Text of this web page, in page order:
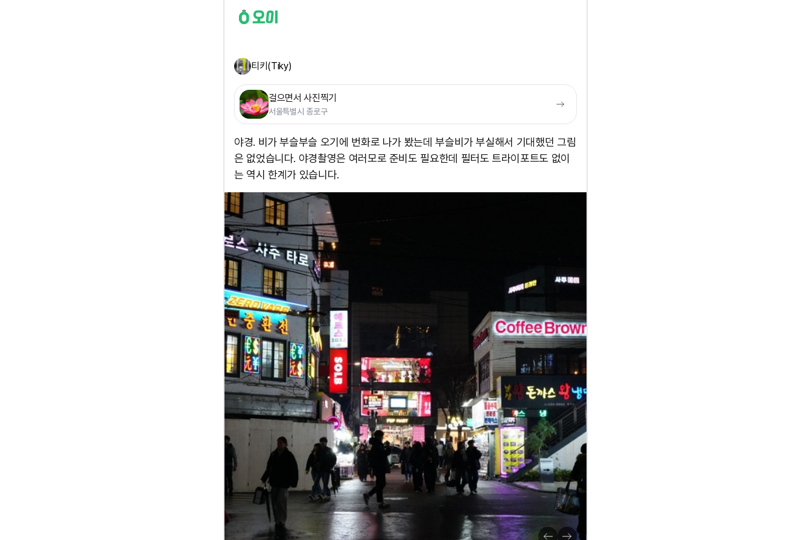
티키(Tiky)
걸으면서 사진찍기
서울특별시 종로구
야경. 비가 부슬부슬 오기에 번화로 나가 봤는데 부슬비가 부실해서 기대했던 그림
은 없었습니다. 야경촬영은 여러모로 준비도 필요한데 필터도 트라이포트도 없이
는 역시 한계가 있습니다. ​